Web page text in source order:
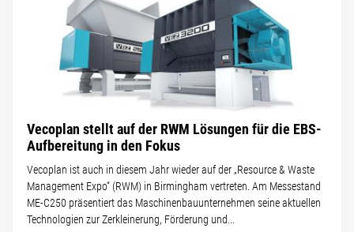
Vecoplan stellt auf der RWM Lösungen für die EBS-
Aufbereitung in den Fokus
Vecoplan ist auch in diesem Jahr wieder auf der „Resource & Waste
Management Expo“ (RWM) in Birmingham vertreten. Am Messestand
ME-C250 präsentiert das Maschinenbauunternehmen seine aktuellen
Technologien zur Zerkleinerung, Förderung und...